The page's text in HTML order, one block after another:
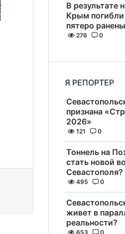
В результате
Крым
пятеро ранены
276 0
Я РЕПОРТЕР
признана
2026»
121 0
Тоннель на
стать новой
Севастополя?
495 0
живет в
реальности?
653 0